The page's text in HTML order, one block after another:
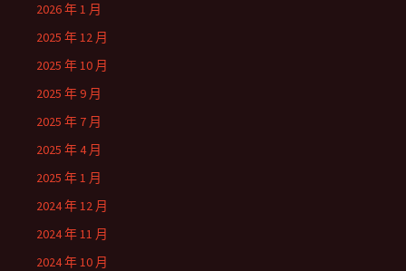
2026 年 1 月
2025 年 12 月
2025 年 10 月
2025 年 9 月
2025 年 7 月
2025 年 4 月
2025 年 1 月
2024 年 12 月
2024 年 11 月
2024 年 10 月